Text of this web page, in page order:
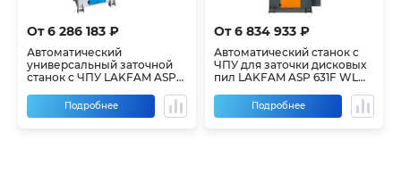
От 6 286 183 ₽
Автоматический
универсальный заточной
станок с ЧПУ LAKFAM ASP-
Подробнее
От 6 834 933 ₽
Автоматический станок с
ЧПУ для заточки дисковых
пил LAKFAM ASP 631F WL
Подробнее